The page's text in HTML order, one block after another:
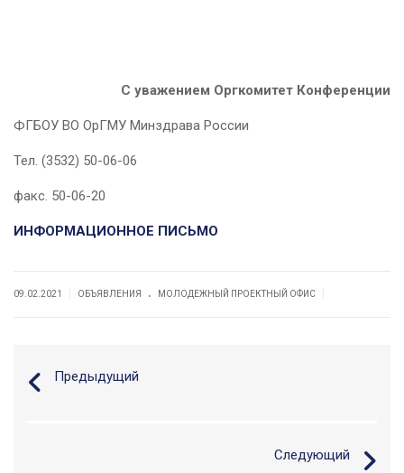
С уважением Оргкомитет Конференции
ФГБОУ ВО ОрГМУ Минздрава России
Тел. (3532) 50-06-06
факс. 50-06-20
ИНФОРМАЦИОННОЕ ПИСЬМО
09.02.2021 ОБЪЯВЛЕНИЯ . МОЛОДЕЖНЫЙ ПРОЕКТНЫЙ ОФИС
Предыдущий
Следующий